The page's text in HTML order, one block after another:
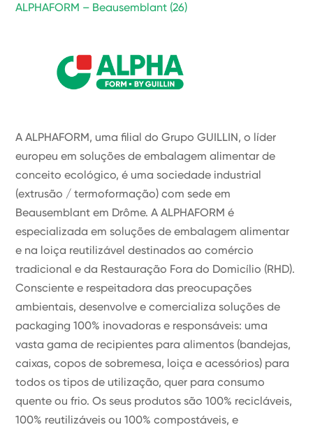
ALPHAFORM – Beausemblant (26)
A ALPHAFORM, uma filial do Grupo GUILLIN, o líder
europeu em soluções de embalagem alimentar de
conceito ecológico, é uma sociedade industrial
(extrusão / termoformação) com sede em
Beausemblant em Drôme. A ALPHAFORM é
especializada em soluções de embalagem alimentar
e na loiça reutilizável destinados ao comércio
tradicional e da Restauração Fora do Domicílio (RHD).
Consciente e respeitadora das preocupações
ambientais, desenvolve e comercializa soluções de
packaging 100% inovadoras e responsáveis: uma
vasta gama de recipientes para alimentos (bandejas,
caixas, copos de sobremesa, loiça e acessórios) para
todos os tipos de utilização, quer para consumo
quente ou frio. Os seus produtos são 100% recicláveis,
100% reutilizáveis ou 100% compostáveis, e